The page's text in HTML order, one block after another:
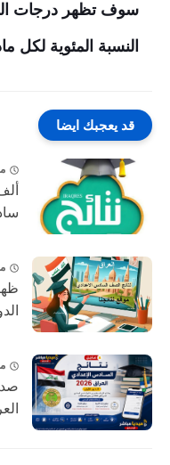
سوف تظهر درجات
النسبة المئوية لكل
قد يعجبك ايضا
الدور